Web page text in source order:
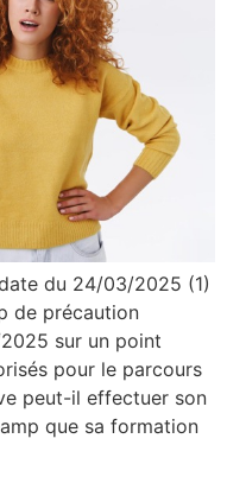
du 24/03/2025 (1)
de précaution
sur un point
pour le parcours
peut-il effectuer son
que sa formation